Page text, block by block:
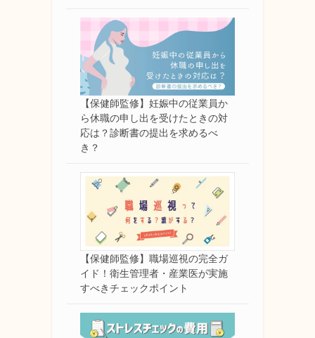
【保健師監修】妊娠中の従業員か
ら休職の申し出を受けたときの対
応は？診断書の提出を求めるべ
き？
【保健師監修】職場巡視の完全ガ
イド！衛生管理者・産業医が実施
すべきチェックポイント